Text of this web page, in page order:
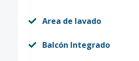
Area de lavado
Balcón Integrado